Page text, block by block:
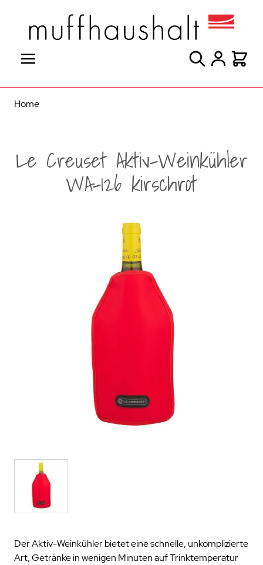
Suche
Home
Le Creuset Aktiv-Weinkühler
WA-126 kirschrot
Der Aktiv-Weinkühler bietet eine schnelle, unkomplizierte
Art, Getränke in wenigen Minuten auf Trinktemperatur